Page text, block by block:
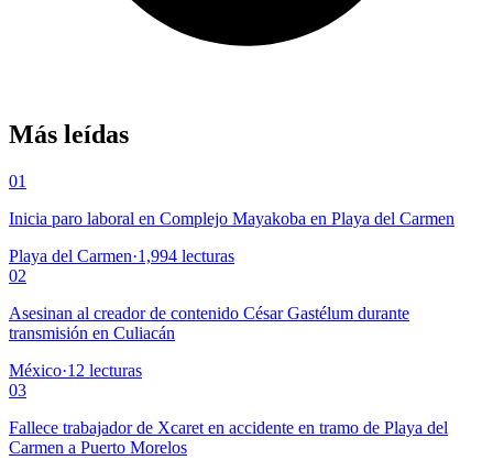
Más leídas
01
Inicia paro laboral en Complejo Mayakoba en Playa del Carmen
Playa del Carmen·1,994 lecturas
02
Asesinan al creador de contenido César Gastélum durante
transmisión en Culiacán
México·12 lecturas
03
Fallece trabajador de Xcaret en accidente en tramo de Playa del
Carmen a Puerto Morelos